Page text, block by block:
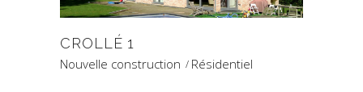
CROLLÉ 1
Nouvelle construction Résidentiel